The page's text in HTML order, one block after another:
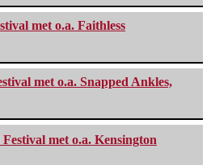
met o.a. Faithless
met o.a. Snapped Ankles,
met o.a. Kensington